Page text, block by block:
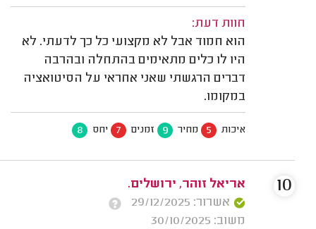
חוות דעת:
הוא חמוד אבל לא מקצועי כל כך לדעתי. לא
היו לו כלים מתאימים בהתחלה ובהרבה
דברים הרגשתי שאני אחראי על הסיטואציה
במקומו.
איכות 5 מחיר 9 זמנים 7 יחס 8
אריאל זוהר, ירושלים.
אשרור: 29/12/2025
משוב: 30/10/2025
10